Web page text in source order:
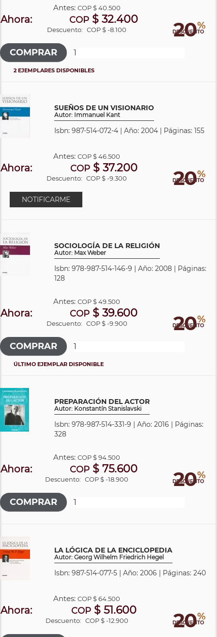
20%
DESCUENTO
Antes: COP$ 40.500
Ahora: COP $ 32.400
Descuento: COP $ -8.100
2 EJEMPLARES DISPONIBLES
SUEÑOS DE UN VISIONARIO
Autor: Immanuel Kant
Isbn: 987-514-072-4 | Año: 2004 | Páginas: 155
20%
DESCUENTO
Antes:COP$ 46.500
Ahora: COP$ 37.200
Descuento: COP $ -9.300
NOTIFICARME
SOCIOLOGÍA DE LA RELIGIÓN
Autor: Max Weber
Isbn: 978-987-514-146-9 | Año: 2008 | Páginas:
128
20%
DESCUENTO
Antes:COP$ 49.500
Ahora: COP $ 39.600
Descuento: COP $ -9.900
ÚLTIMO EJEMPLAR DISPONIBLE
PREPARACIÓN DEL ACTOR
Autor: Konstantín Stanislavski
Isbn: 978-987-514-331-9 | Año: 2016 | Páginas:
328
20%
DESCUENTO
Antes:COP$ 94.500
Ahora: COP $ 75.600
Descuento: COP $ -18.900
LA LÓGICA DE LA ENCICLOPEDIA
Autor: Georg Wilhelm Friedrich Hegel
Isbn: 987-514-077-5 | Año: 2006 | Páginas: 240
20%
DESCUENTO
Antes:COP$ 64.500
Ahora: COP$ 51.600
Descuento: COP $ -12.900